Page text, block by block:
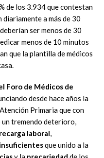
de los 3.934 que contestan
a más de 30
ser menos de 30
menos de 10 minutos
que la plantilla de médicos
Foro de Médicos de
desde hace años la
Primaria que con
tremendo deterioro,
laboral,
que unido a la